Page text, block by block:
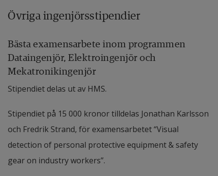
Övriga ingenjörsstipendier
Bästa examensarbete inom programmen
Dataingenjör, Elektroingenjör och
Mekatronikingenjör
Stipendiet delas ut av HMS.
Stipendiet på 15 000 kronor tilldelas Jonathan Karlsson
och Fredrik Strand, för examensarbetet “Visual
detection of personal protective equipment & safety
gear on industry workers”.